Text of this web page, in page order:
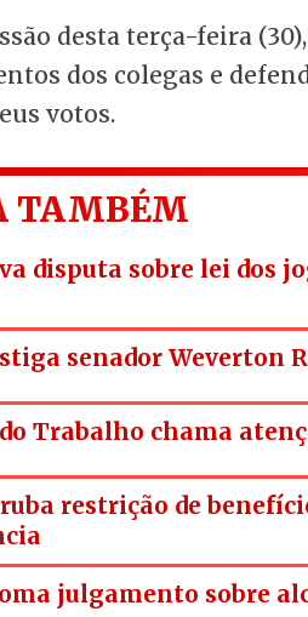
desta terça-feira
dos colegas e
votos.
TAMBÉM
disputa sobre lei dos
senador Weverton
Trabalho chama
restrição de
julgamento sobre